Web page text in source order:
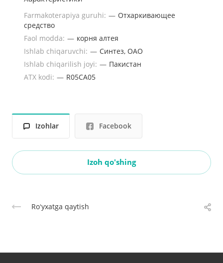
Farmakoterapiya guruhi: — Отхаркивающее
средство
Faol modda: — корня алтея
Ishlab chiqaruvchi: — Синтез, ОАО
Ishlab chiqarilish joyi: — Пакистан
ATX kodi: — R05CA05
Izohlar Facebook
Izoh qo'shing
Roʻyxatga qaytish